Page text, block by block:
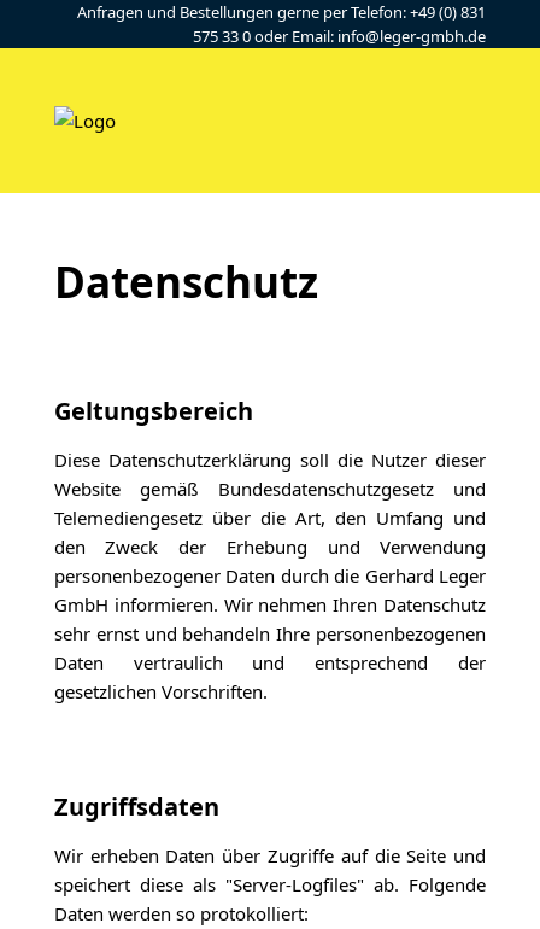
Anfragen und Bestellungen gerne per Telefon: +49 (0) 831
575 33 0 oder Email: info@leger-gmbh.de
Datenschutz
Geltungsbereich
Diese Datenschutzerklärung soll die Nutzer dieser
Website gemäß Bundesdatenschutzgesetz und
Telemediengesetz über die Art, den Umfang und
den Zweck der Erhebung und Verwendung
personenbezogener Daten durch die Gerhard Leger
GmbH informieren. Wir nehmen Ihren Datenschutz
sehr ernst und behandeln Ihre personenbezogenen
Daten vertraulich und entsprechend der
gesetzlichen Vorschriften.
Zugriffsdaten
Wir erheben Daten über Zugriffe auf die Seite und
speichert diese als "Server-Logfiles" ab. Folgende
Daten werden so protokolliert: